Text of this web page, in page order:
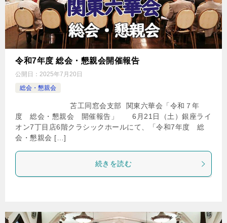
令和7年度 総会・懇親会開催報告
公開日： 2025年7月20日
総会・懇親会
苫工同窓会支部 関東六華会「令和７年
度 総会・懇親会 開催報告」 6月21日（土）銀座ライ
オン7丁目店6階クラシックホールにて、「令和7年度 総
会・懇親会 […]
続きを読む